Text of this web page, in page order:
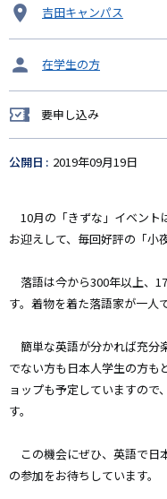
開
催
地
吉田キャンパス
タ
ッ
ト
在学生の方
要
申
し
要申し込み
公開日 2019年09月19日
10月の「きずな」イベント
お迎えして、毎回好評の「小
落語は今から300年以上、
す。着物を着た落語家が一人
簡単な英語が分かれば充分
でない方も日本人学生の方も
ョップも予定していますので
す。
この機会にぜひ、英語で日
の参加をお待ちしています。